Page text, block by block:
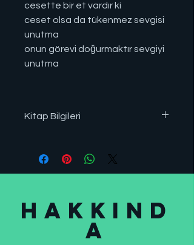
cesette bir et vardır ki
ceset olsa da tükenmez sevgisi
unutma
onun görevi doğurmaktır sevgiyi
unutma
Kitap Bilgileri
Kitap, Sayfa Sayısı: 65
HAKKIND
A